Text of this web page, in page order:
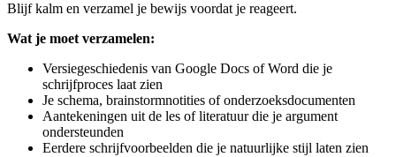
Blijf kalm en verzamel je bewijs voordat je reageert.
Wat je moet verzamelen:
Versiegeschiedenis van Google Docs of Word die je
schrijfproces laat zien
Je schema, brainstormnotities of onderzoeksdocumenten
Aantekeningen uit de les of literatuur die je argument
ondersteunden
Eerdere schrijfvoorbeelden die je natuurlijke stijl laten zien